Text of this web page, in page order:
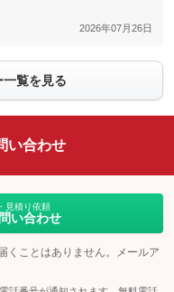
2026年07月26日
覧を見る
い合わせ
見積り依頼
い合わせ
くことはありません。メールア